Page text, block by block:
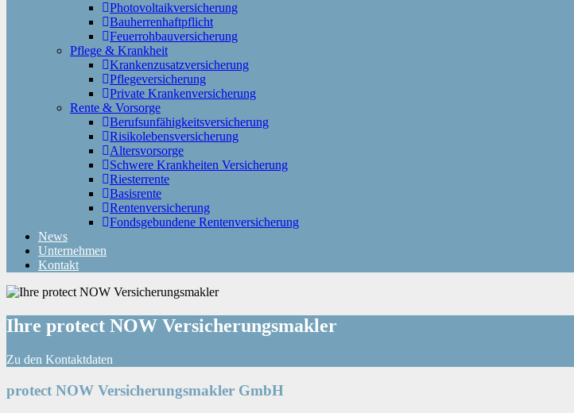
Photovoltaikversicherung
Bauherrenhaftpflicht
Feuerrohbauversicherung
Pflege & Krankheit
Krankenzusatzversicherung
Pflegeversicherung
Private Krankenversicherung
Rente & Vorsorge
Berufs­unfähigkeitsversicherung
Risikolebensversicherung
Altersvorsorge
Schwere Krankheiten Versicherung
Riesterrente
Basisrente
Rentenversicherung
Fondsgebundene Rentenversicherung
News
Unternehmen
Kontakt
Ihre protect NOW Versicherungsmakler
Zu den Kontaktdaten
protect NOW Versicherungsmakler GmbH